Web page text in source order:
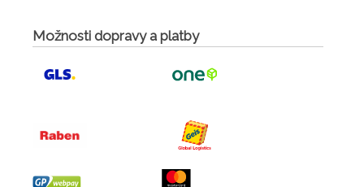
Možnosti dopravy a platby